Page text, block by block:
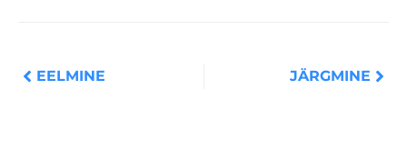
EELMINE JÄRGMINE